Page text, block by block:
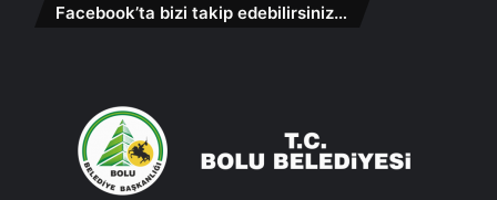
Facebook’ta bizi takip edebilirsiniz…